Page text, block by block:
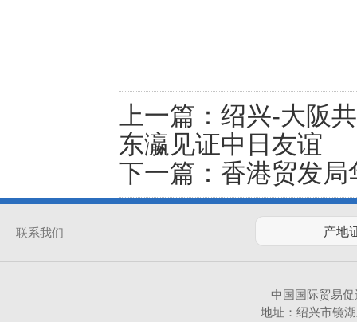
上一篇： 绍兴-大阪
东瀛见证中日友谊
下一篇： 香港贸发局
联系我们
中国国际贸易
地址：绍兴市镜